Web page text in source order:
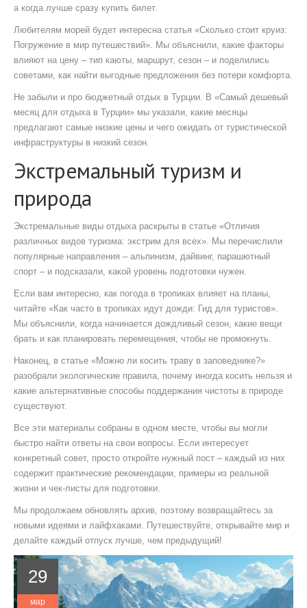
а когда лучше сразу купить билет.
Любителям морей будет интересна статья «Сколько стоит круиз:
Погружение в мир путешествий». Мы объяснили, какие факторы
влияют на цену – тип каюты, маршрут, сезон – и поделились
советами, как найти выгодные предложения без потери комфорта.
Не забыли и про бюджетный отдых в Турции. В «Самый дешевый
месяц для отдыха в Турции» мы указали, какие месяцы
предлагают самые низкие цены и чего ожидать от туристической
инфраструктуры в низкий сезон.
Экстремальный туризм и
природа
Экстремальные виды отдыха раскрыты в статье «Отличия
различных видов туризма: экстрим для всех». Мы перечислили
популярные направления – альпинизм, дайвинг, парашютный
спорт – и подсказали, какой уровень подготовки нужен.
Если вам интересно, как погода в тропиках влияет на планы,
читайте «Как часто в тропиках идут дожди: Гид для туристов».
Мы объяснили, когда начинается дождливый сезон, какие вещи
брать и как планировать перемещения, чтобы не промокнуть.
Наконец, в статье «Можно ли косить траву в заповеднике?»
разобрали экологические правила, почему иногда косить нельзя и
какие альтернативные способы поддержания чистоты в природе
существуют.
Все эти материалы собраны в одном месте, чтобы вы могли
быстро найти ответы на свои вопросы. Если интересует
конкретный совет, просто откройте нужный пост – каждый из них
содержит практические рекомендации, примеры из реальной
жизни и чек‑листы для подготовки.
Мы продолжаем обновлять архив, поэтому возвращайтесь за
новыми идеями и лайфхаками. Путешествуйте, открывайте мир и
делайте каждый отпуск лучше, чем предыдущий!
29
мар